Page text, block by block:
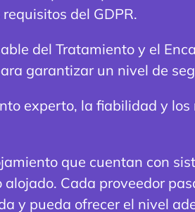
del GDPR.
del Tratamiento y el
garantizar un nivel de
experto, la fiabilidad y
que cuentan con
Cada proveedor
y pueda ofrecer el nivel